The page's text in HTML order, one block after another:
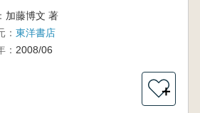
加藤博文 著
： 東洋書店
： 2008/06
＋